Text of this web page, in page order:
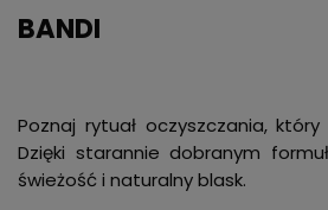
BANDI
Poznaj rytuał oczyszczania,
Dzięki starannie dobranym
świeżość i naturalny blask.